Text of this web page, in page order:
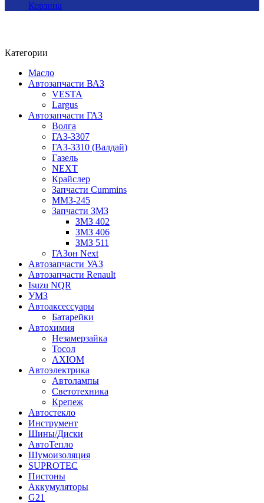
Корзина
Категории
Масло
Автозапчасти ВАЗ
VESTA
Largus
Автозапчасти ГАЗ
Волга
ГАЗ-3307
ГАЗ-3310 (Валдай)
Газель
NEXT
Крайслер
Запчасти Cummins
ММЗ-245
Запчасти ЗМЗ
ЗМЗ 402
ЗМЗ 406
ЗМЗ 511
ГАЗон Next
Автозапчасти УАЗ
Автозапчасти Renault
Isuzu NQR
УМЗ
Автоаксессуары
Батарейки
Автохимия
Незамерзайка
Тосол
AXIOM
Автоэлектрика
Автолампы
Светотехника
Крепеж
Автостекло
Инструмент
Шины/Диски
АвтоТепло
Шумоизоляция
SUPROTEC
Пистоны
Аккумуляторы
G21